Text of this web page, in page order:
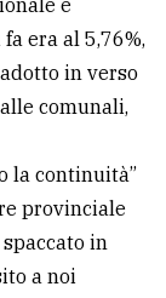
era al 5,76%,
in verso
comunali,
la continuità”
provinciale
in
a noi